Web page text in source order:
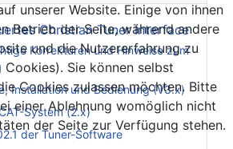
Christian Tuner Interface
Korrekturen und Hinweise zum
Installation und Bedienung (V3.x)
System (2.x)
der Tuner-Software
unserer Website. Einige von ihnen
Betrieb der Seite, während andere
und die Nutzererfahrung zu
Sie können selbst
Cookies zulassen möchten. Bitte
einer Ablehnung womöglich nicht
der Seite zur Verfügung stehen.